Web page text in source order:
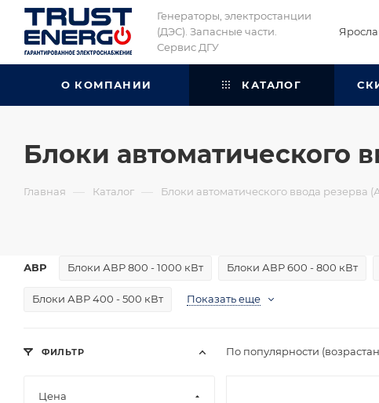
Генераторы, электростанции
(ДЭС). Запасные части.
Сервис ДГУ
О КОМПАНИИ КАТАЛОГ
Блоки автоматического
Главная — Каталог — Блоки автоматического ввода резерва
АВР Блоки АВР 800 - 1000 кВт Блоки АВР 600 - 800 кВт
Блоки АВР 400 - 500 кВт Показать еще
По популярности
ФИЛЬТР
Цена